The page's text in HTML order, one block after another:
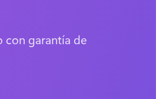
con garantía de